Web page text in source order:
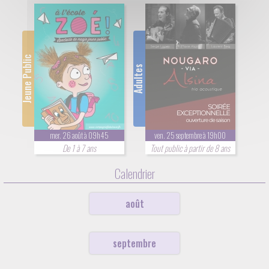
Jeune Public
mer. 26 août à 09h45
De 1 à 7 ans
Adultes
ven. 25 septembre à 19h00
Tout public à partir de 8 ans
Calendrier
août
septembre